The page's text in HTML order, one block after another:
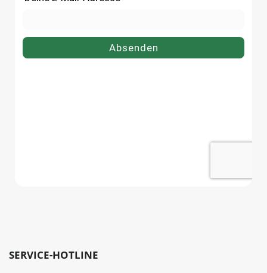
bequem online bei flaschen-
SERVICE-HOTLINE